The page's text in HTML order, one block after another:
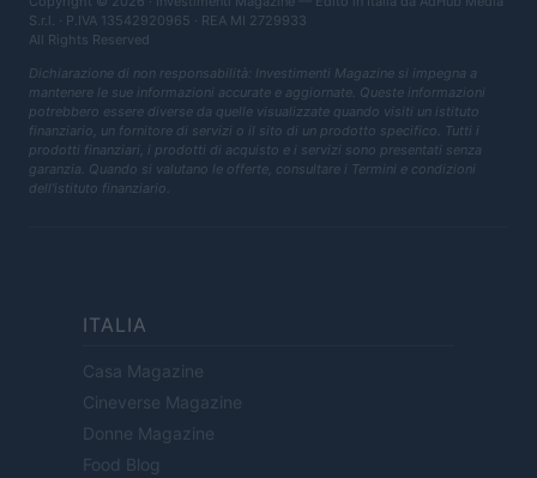
S.r.l. · P.IVA 13542920965 · REA MI 2729933
All Rights Reserved
Dichiarazione di non responsabilità: Investimenti Magazine si impegna a
mantenere le sue informazioni accurate e aggiornate. Queste informazioni
potrebbero essere diverse da quelle visualizzate quando visiti un istituto
finanziario, un fornitore di servizi o il sito di un prodotto specifico. Tutti i
prodotti finanziari, i prodotti di acquisto e i servizi sono presentati senza
garanzia. Quando si valutano le offerte, consultare i Termini e condizioni
dell'istituto finanziario.
ITALIA
Casa Magazine
Cineverse Magazine
Donne Magazine
Food Blog